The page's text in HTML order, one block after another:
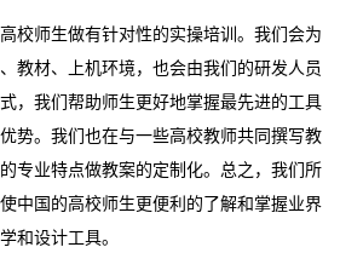
师生做有针对性的实操培训。我们会为
教材、上机环境，也会由我们的研发人员
，我们帮助师生更好地掌握最先进的工具
势。我们也在与一些高校教师共同撰写教
专业特点做教案的定制化。总之，我们所
中国的高校师生更便利的了解和掌握业界
和设计工具。